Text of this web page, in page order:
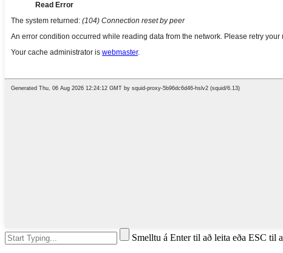
Smelltu á Enter til að leita eða ESC til